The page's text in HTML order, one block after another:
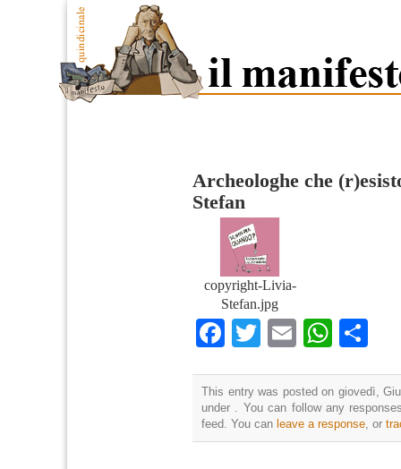
Archeologhe che
Stefan
copyright-Livia-
Stefan.jpg
Facebook
TwitterEmail
This entry was posted on giovedì,
under . You can follow any
feed. You can leave a response, or